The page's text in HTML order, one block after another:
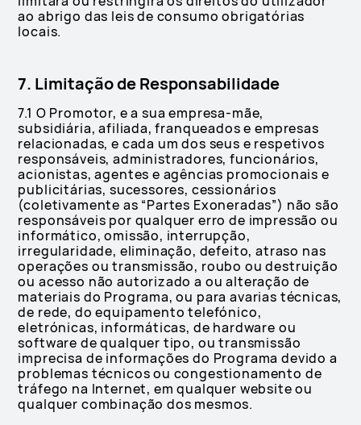
ao abrigo das leis de consumo obrigatórias
locais.
7. Limitação de Responsabilidade
7.1 O Promotor, e a sua empresa-mãe,
subsidiária, afiliada, franqueados e empresas
relacionadas, e cada um dos seus e respetivos
responsáveis, administradores, funcionários,
acionistas, agentes e agências promocionais e
publicitárias, sucessores, cessionários
(coletivamente as “Partes Exoneradas”) não são
responsáveis por qualquer erro de impressão ou
informático, omissão, interrupção,
irregularidade, eliminação, defeito, atraso nas
operações ou transmissão, roubo ou destruição
ou acesso não autorizado a ou alteração de
materiais do Programa, ou para avarias técnicas,
de rede, do equipamento telefónico,
eletrónicas, informáticas, de hardware ou
software de qualquer tipo, ou transmissão
imprecisa de informações do Programa devido a
problemas técnicos ou congestionamento de
tráfego na Internet, em qualquer website ou
qualquer combinação dos mesmos.